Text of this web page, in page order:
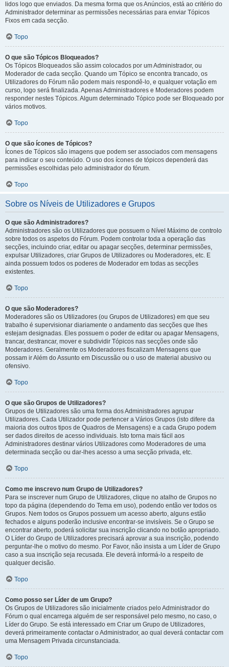
lidos logo que enviados. Da mesma forma que os Anúncios, está ao critério do
Administrador determinar as permissões necessárias para enviar Tópicos
Fixos em cada secção.
Topo
O que são Tópicos Bloqueados?
Os Tópicos Bloqueados são assim colocados por um Administrador, ou
Moderador de cada secção. Quando um Tópico se encontra trancado, os
Utilizadores do Fórum não podem mais respondê-lo, e qualquer votação em
curso, logo será finalizada. Apenas Administradores e Moderadores podem
responder nestes Tópicos. Algum determinado Tópico pode ser Bloqueado por
vários motivos.
Topo
O que são ícones de Tópicos?
Ícones de Tópicos são imagens que podem ser associados com mensagens
para indicar o seu conteúdo. O uso dos ícones de tópicos dependerá das
permissões escolhidas pelo administrador do fórum.
Topo
Sobre os Níveis de Utilizadores e Grupos
O que são Administradores?
Administradores são os Utilizadores que possuem o Nível Máximo de controlo
sobre todos os aspetos do Fórum. Podem controlar toda a operação das
secções, incluindo criar, editar ou apagar secções, determinar permissões,
expulsar Utilizadores, criar Grupos de Utilizadores ou Moderadores, etc. E
ainda possuem todos os poderes de Moderador em todas as secções
existentes.
Topo
O que são Moderadores?
Moderadores são os Utilizadores (ou Grupos de Utilizadores) em que seu
trabalho é supervisionar diariamente o andamento das secções que lhes
estejam designadas. Eles possuem o poder de editar ou apagar Mensagens,
trancar, destrancar, mover e subdividir Tópicos nas secções onde são
Moderadores. Geralmente os Moderadores fiscalizam Mensagens que
possam ir Além do Assunto em Discussão ou o uso de material abusivo ou
ofensivo.
Topo
O que são Grupos de Utilizadores?
Grupos de Utilizadores são uma forma dos Administradores agrupar
Utilizadores. Cada Utilizador pode pertencer a Vários Grupos (isto difere da
maioria dos outros tipos de Quadros de Mensagens) e a cada Grupo podem
ser dados direitos de acesso individuais. Isto torna mais fácil aos
Administradores destinar vários Utilizadores como Moderadores de uma
determinada secção ou dar-lhes acesso a uma secção privada, etc.
Topo
Como me inscrevo num Grupo de Utilizadores?
Para se inscrever num Grupo de Utilizadores, clique no atalho de Grupos no
topo da página (dependendo do Tema em uso), podendo então ver todos os
Grupos. Nem todos os Grupos possuem um acesso aberto, alguns estão
fechados e alguns poderão inclusive encontrar-se invisíveis. Se o Grupo se
encontrar aberto, poderá solicitar sua inscrição clicando no botão apropriado.
O Líder do Grupo de Utilizadores precisará aprovar a sua inscrição, podendo
perguntar-lhe o motivo do mesmo. Por Favor, não insista a um Líder de Grupo
caso a sua inscrição seja recusada. Ele deverá informá-lo a respeito de
qualquer decisão.
Topo
Como posso ser Líder de um Grupo?
Os Grupos de Utilizadores são inicialmente criados pelo Administrador do
Fórum o qual encarrega alguém de ser responsável pelo mesmo, no caso, o
Líder do Grupo. Se está interessado em Criar um Grupo de Utilizadores,
deverá primeiramente contactar o Administrador, ao qual deverá contactar com
uma Mensagem Privada circunstanciada.
Topo